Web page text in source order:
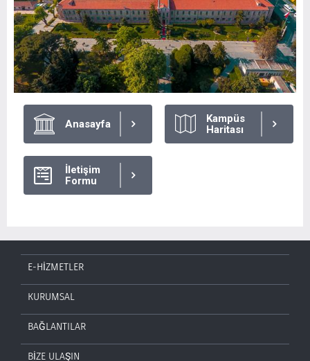
Anasayfa
Kampüs
Haritası
İletişim
Formu
E-HİZMETLER
KURUMSAL
BAĞLANTILAR
BİZE ULAŞIN